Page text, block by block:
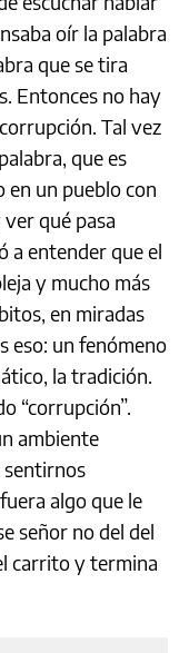
oír la palabra
que se tira
Entonces no hay
Tal vez
que es
en un pueblo con
qué pasa
a entender que el
y mucho más
en miradas
eso: un fenómeno
la tradición.
“corrupción”.
ambiente
sentirnos
algo que le
señor no del del
carrito y termina